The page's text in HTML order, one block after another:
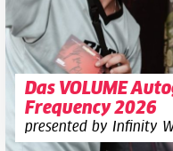
Das VOLUME
Frequency 2026
presented by Infinity